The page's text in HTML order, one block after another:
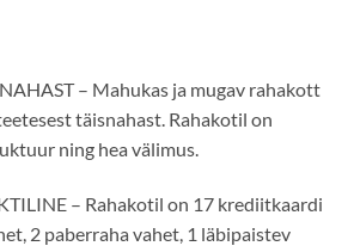
– Mahukas ja mugav rahakott
täisnahast. Rahakotil on
ning hea välimus.
– Rahakotil on 17 krediitkaardi
2 paberraha vahet, 1 läbipaistev